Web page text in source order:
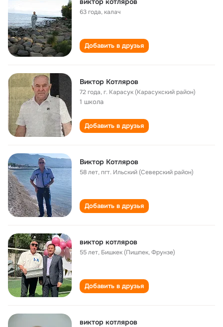
63 года,калач
Добавить в друзья
Виктор Котляров
72 года,г. Карасук (Карасукский район)
1 школа
Добавить в друзья
Виктор Котляров
58 лет,пгт. Ильский (Северский район)
Добавить в друзья
виктор котляров
55 лет, Бишкек (Пишпек, Фрунзе)
Добавить в друзья
виктор котляров